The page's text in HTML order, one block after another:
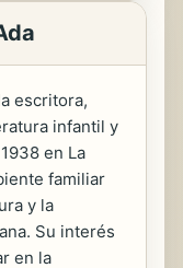
escritora,
infantil y
en La
familiar
y la
Su interés
en la